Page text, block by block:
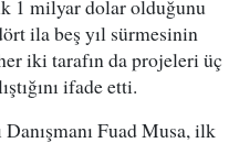
1 milyar dolar olduğunu
ila beş yıl sürmesinin
iki tarafın da projeleri üç
ifade etti.
Fuad Musa, ilk